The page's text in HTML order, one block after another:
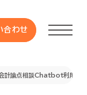
合わせ
計論点相談Chatbot利用規約
合わせ